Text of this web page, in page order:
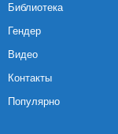
Библиотека
Гендер
Видео
Контакты
Популярно